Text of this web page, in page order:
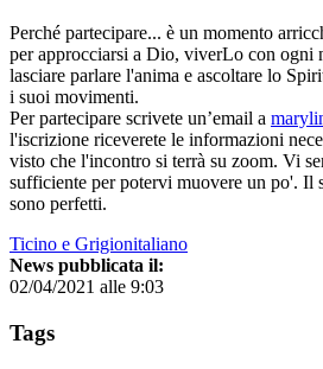
Perché partecipare... è un momento
per approcciarsi a Dio, viverLo con ogni
lasciare parlare l'anima e ascoltare lo
i suoi movimenti.
Per partecipare scrivete un’email a
l'iscrizione riceverete le informazioni
visto che l'incontro si terrà su zoom. Vi
sufficiente per potervi muovere un po'. Il
sono perfetti.
Ticino e Grigionitaliano
News pubblicata il:
02/04/2021 alle 9:03
Tags